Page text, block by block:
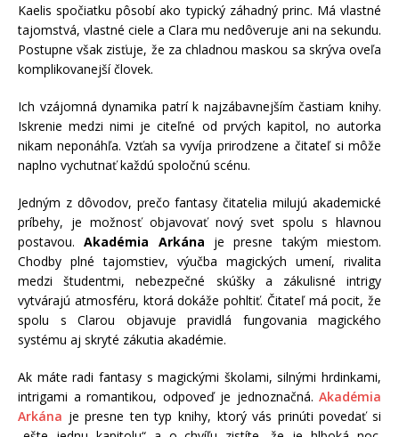
Kaelis spočiatku pôsobí ako typický záhadný princ. Má vlastné
tajomstvá, vlastné ciele a Clara mu nedôveruje ani na sekundu.
Postupne však zisťuje, že za chladnou maskou sa skrýva oveľa
komplikovanejší človek.
Ich vzájomná dynamika patrí k najzábavnejším častiam knihy.
Iskrenie medzi nimi je citeľné od prvých kapitol, no autorka
nikam neponáhľa. Vzťah sa vyvíja prirodzene a čitateľ si môže
naplno vychutnať každú spoločnú scénu.
Jedným z dôvodov, prečo fantasy čitatelia milujú akademické
príbehy, je možnosť objavovať nový svet spolu s hlavnou
postavou.Akadémia Arkána je presne takým miestom.
Chodby plné tajomstiev, výučba magických umení, rivalita
medzi študentmi, nebezpečné skúšky a zákulisné intrigy
vytvárajú atmosféru, ktorá dokáže pohltiť. Čitateľ má pocit, že
spolu s Clarou objavuje pravidlá fungovania magického
systému aj skryté zákutia akadémie.
Ak máte radi fantasy s magickými školami, silnými hrdinkami,
intrigami a romantikou, odpoveď je jednoznačná. Akadémia
Arkána je presne ten typ knihy, ktorý vás prinúti povedať si